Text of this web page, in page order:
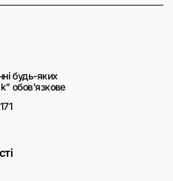
будь-яких
обов'язкове